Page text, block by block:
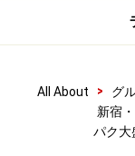
All About > グ
新宿
パク大